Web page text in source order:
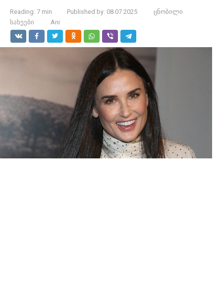
Reading: 7 min Published by: 08.07.2025
ცნობილი
სახეები
Ani